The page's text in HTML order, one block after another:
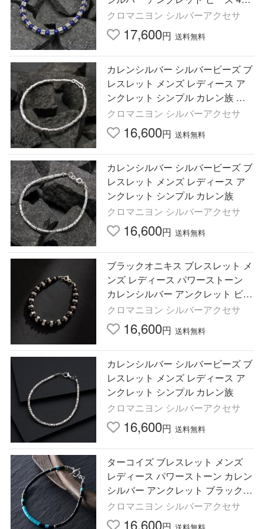
m カレン族
クロマニヨン シルバーアクセサ
17,600円 送料無料
カレンシルバー シルバービーズ ブ
レスレット メンズ レディース ア
ンクレット シンプル カレン族 魚
文様
クロマニヨン シルバーアクセサ
16,600円 送料無料
カレンシルバー シルバービーズ ブ
レスレット メンズ レディース ア
ンクレット シンプル カレン族
クロマニヨン シルバーアクセサ
16,600円 送料無料
ブラックオニキス ブレスレット メ
ンズ レディース パワーストーン
カレンシルバー アンクレット ビー
ズ 黒 6mm 極太 カレン族
クロマニヨン シルバーアクセサ
16,600円 送料無料
カレンシルバー シルバービーズ ブ
レスレット メンズ レディース ア
ンクレット シンプル カレン族
クロマニヨン シルバーアクセサ
16,600円 送料無料
ターコイズ ブレスレット メンズ
レディース パワーストーン カレン
シルバー アンクレット ブラックア
ゲート ビーズ 黒 天然無染色 カレ
ン族
クロマニヨン シルバーアクセサ
16,600円